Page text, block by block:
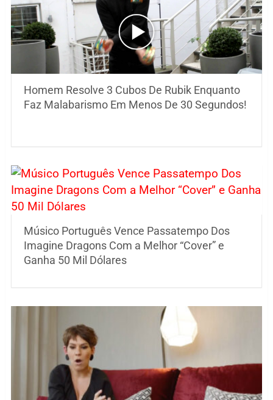
Homem Resolve 3 Cubos De Rubik Enquanto
Faz Malabarismo Em Menos De 30 Segundos!
Músico Português Vence Passatempo Dos
Imagine Dragons Com a Melhor “Cover” e
Ganha 50 Mil Dólares